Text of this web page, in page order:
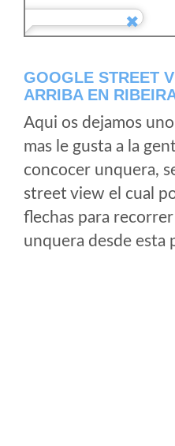
GOOGLE STREET
ARRIBA EN
Aqui os dejamos
mas le gusta a la
concocer unquera,
street view el cual
flechas para
unquera desde esta